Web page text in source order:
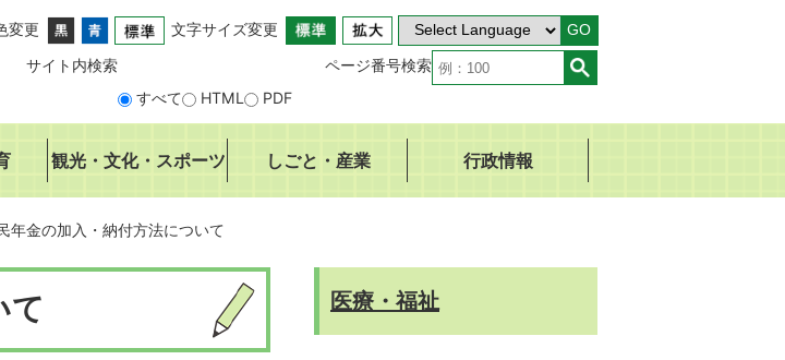
変更 文字サイズ変更 GO
サイト内検索
すべて
HTML PDF
ページ番号検索
観光・文化・スポーツ しごと・産業 行政情報
年金の加入・納付方法について
て 医療・福祉